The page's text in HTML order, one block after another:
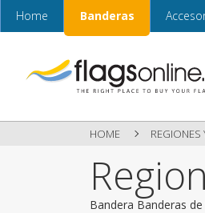
Home Banderas
HOME REGIONES
Bandera Banderas